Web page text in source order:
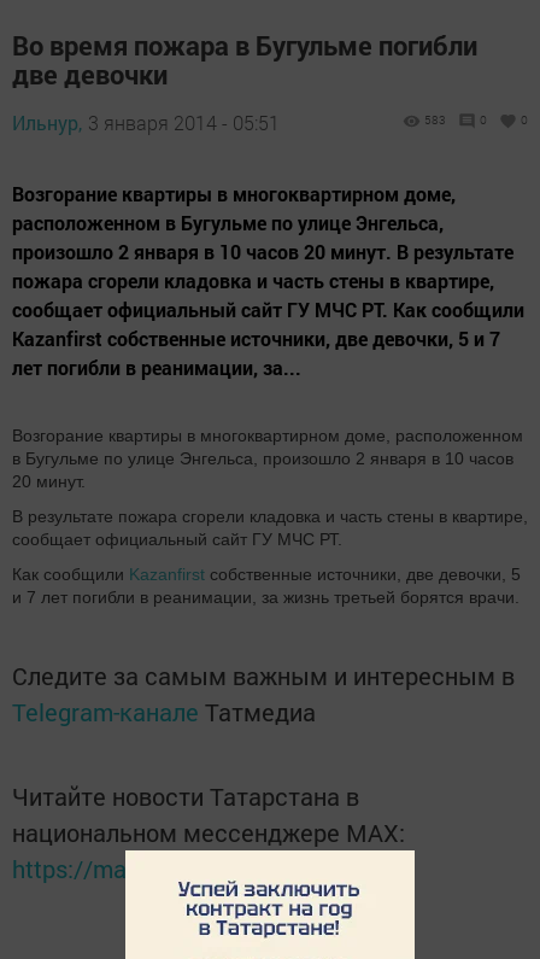
Во время пожара в Бугульме погибли
две девочки
Ильнур, 3 января 2014 - 05:51 583 0 0
Возгорание квартиры в многоквартирном доме,
расположенном в Бугульме по улице Энгельса,
произошло 2 января в 10 часов 20 минут. В результате
пожара сгорели кладовка и часть стены в квартире,
сообщает официальный сайт ГУ МЧС РТ. Как сообщили
Kazanfirst собственные источники, две девочки, 5 и 7
лет погибли в реанимации, за...
Возгорание квартиры в многоквартирном доме, расположенном
в Бугульме по улице Энгельса, произошло 2 января в 10 часов
20 минут.
В результате пожара сгорели кладовка и часть стены в квартире,
сообщает официальный сайт ГУ МЧС РТ.
Как сообщили Kazanfirst собственные источники, две девочки, 5
и 7 лет погибли в реанимации, за жизнь третьей борятся врачи.
Следите за самым важным и интересным в
Telegram-канале Татмедиа
Читайте новости Татарстана в
национальном мессенджере MАХ:
https://max.ru/tatmedia